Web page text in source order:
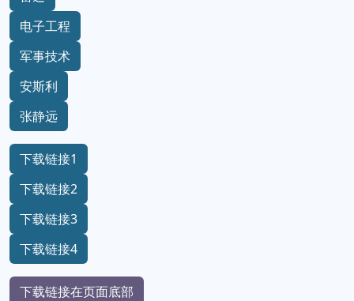
电子工程
军事技术
安斯利
张静远
下载链接1
下载链接2
下载链接3
下载链接4
下载链接在页面底部